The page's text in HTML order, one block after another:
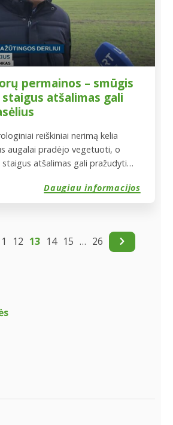
permainos – smūgis
atšalimas gali
reiškiniai nerimą kelia
augalai pradėjo vegetuoti, o
atšalimas gali pražudyti
Daugiau informacijos
12 13 14 15 … 26